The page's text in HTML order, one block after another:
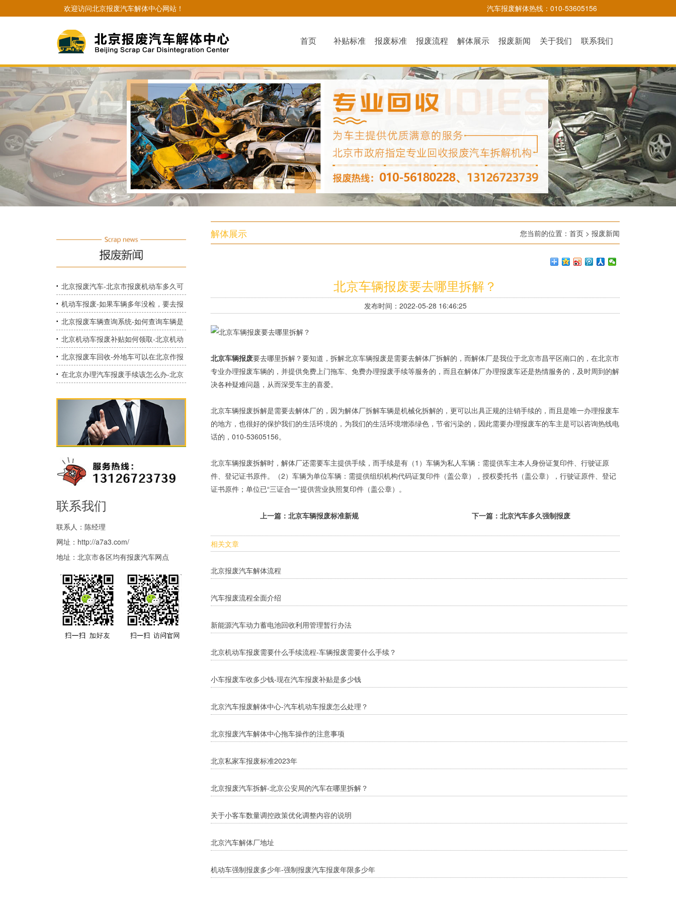
欢迎访问北京报废汽车解体中心网站！ 汽车报废解体热线：010-53605156
首页 补贴标准 报废标准 报废流程 解体展示 报废新闻 关于我们 联系我们
北京报废汽车-北京市报废机动车多久可
以拿到指标？
机动车报废-如果车辆多年没检，要去报
废需要交费吗？
北京报废车辆查询系统-如何查询车辆是
否报废？
北京机动车报废补贴如何领取-北京机动
车报废补贴在哪里领取？
北京报废车回收-外地车可以在北京作报
废吗？需要什么手续？
在北京办理汽车报废手续该怎么办-北京
联系我们
联系人：陈经理
网址： http://a7a3.com/
地址：北京市各区均有报废汽车网点
解体展示 您当前的位置： 首页 > 报废新闻
北京车辆报废要去哪里拆解？
发布时间：2022-05-28 16:46:25
北京车辆报废要去哪里拆解？要知道，拆解北京车辆报废是需要去解体厂拆解的，而解体厂是我位于北京市昌平区南口的，在北京市
专业办理报废车辆的，并提供免费上门拖车、免费办理报废手续等服务的，而且在解体厂办理报废车还是热情服务的，及时周到的解
决各种疑难问题，从而深受车主的喜爱。
北京车辆报废拆解是需要去解体厂的，因为解体厂拆解车辆是机械化拆解的，更可以出具正规的注销手续的，而且是唯一办理报废车
的地方，也很好的保护我们的生活环境的，为我们的生活环境增添绿色，节省污染的，因此需要办理报废车的车主是可以咨询热线电
话的，010-53605156。
北京车辆报废拆解时，解体厂还需要车主提供手续，而手续是有（1）车辆为私人车辆：需提供车主本人身份证复印件、行驶证原
件、登记证书原件。（2）车辆为单位车辆：需提供组织机构代码证复印件（盖公章），授权委托书（盖公章），行驶证原件、登记
证书原件；单位已“三证合一”提供营业执照复印件（盖公章）。
上一篇： 北京车辆报废标准新规 下一篇：北京汽车多久强制报废
相关文章
北京报废汽车解体流程
汽车报废流程全面介绍
新能源汽车动力蓄电池回收利用管理暂行办法
北京机动车报废需要什么手续流程-车辆报废需要什么手续？
小车报废车收多少钱-现在汽车报废补贴是多少钱
北京汽车报废解体中心-汽车机动车报废怎么处理？
北京报废汽车解体中心拖车操作的注意事项
北京私家车报废标准2023年
北京报废汽车拆解-北京公安局的汽车在哪里拆解？
关于小客车数量调控政策优化调整内容的说明
北京汽车解体厂地址
机动车强制报废多少年-强制报废汽车报废年限多少年